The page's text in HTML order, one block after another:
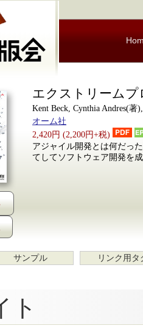
エクストリーム
Kent Beck, Cynthia Andres(著
オーム社
2,420円 (2,200円+税)
アジャイル開発とは何だっ
てしてソフトウェア開発を
サンプル リンク用タ
ト